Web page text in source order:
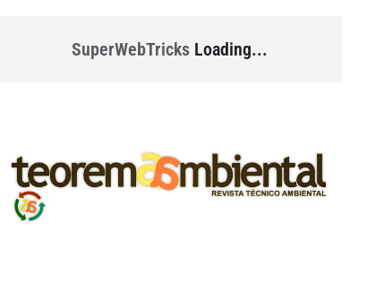
SuperWebTricksLoading...